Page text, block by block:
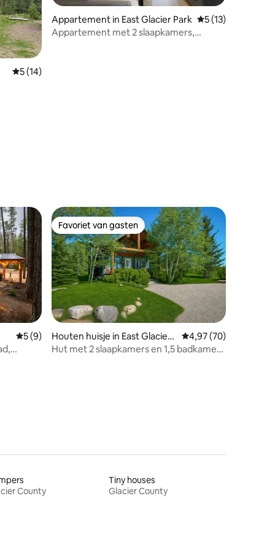
Gemiddelde beoordeling van 5 uit 5, 14 recensies
5 (14)
Appartement in East Glacier Park Gemiddelde
5 (13)
Appartement met 2 slaapkamers,
Gemiddelde beoordeling van 5 uit 5, 9 recensies
5 (9)
Favoriet van gasten
Favoriet van gasten
Houten huisje in East Glacier
Park
Gemiddelde
4,97 (70)
Hut met 2 slaapkamers en 1,5 badkamer
County
Tiny houses
Glacier County